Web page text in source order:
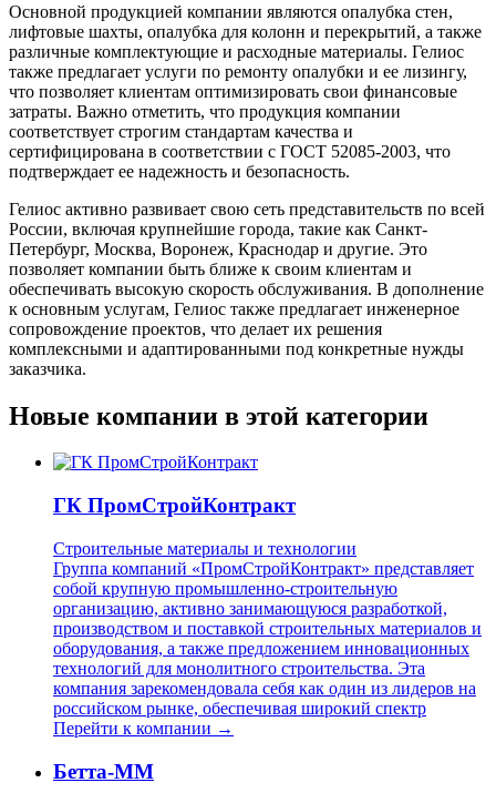
Основной продукцией компании являются опалубка стен,
лифтовые шахты, опалубка для колонн и перекрытий, а также
различные комплектующие и расходные материалы. Гелиос
также предлагает услуги по ремонту опалубки и ее лизингу,
что позволяет клиентам оптимизировать свои финансовые
затраты. Важно отметить, что продукция компании
соответствует строгим стандартам качества и
сертифицирована в соответствии с ГОСТ 52085-2003, что
подтверждает ее надежность и безопасность.
Гелиос активно развивает свою сеть представительств по всей
России, включая крупнейшие города, такие как Санкт-
Петербург, Москва, Воронеж, Краснодар и другие. Это
позволяет компании быть ближе к своим клиентам и
обеспечивать высокую скорость обслуживания. В дополнение
к основным услугам, Гелиос также предлагает инженерное
сопровождение проектов, что делает их решения
комплексными и адаптированными под конкретные нужды
заказчика.
Новые компании в этой категории
ГК ПромСтройКонтракт
Строительные материалы и технологии
Группа компаний «ПромСтройКонтракт» представляет
собой крупную промышленно-строительную
организацию, активно занимающуюся разработкой,
производством и поставкой строительных материалов и
оборудования, а также предложением инновационных
технологий для монолитного строительства. Эта
компания зарекомендовала себя как один из лидеров на
российском рынке, обеспечивая широкий спектр
Перейти к компании →
Бетта-ММ